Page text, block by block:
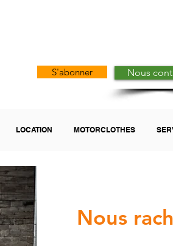
Nous
S'abonner
LOCATION MOTORCLOTHES
Nous